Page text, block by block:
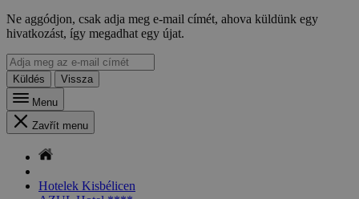
Ne aggódjon, csak adja meg e-mail címét, ahova küldünk egy
hivatkozást, így megadhat egy újat.
Küldés
Vissza
Menu
Zavřít menu
Hotelek Kisbélicen